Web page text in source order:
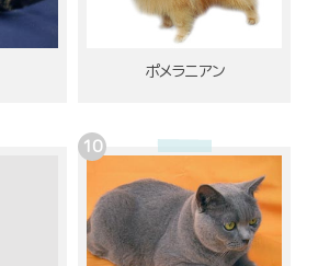
ポメラニアン